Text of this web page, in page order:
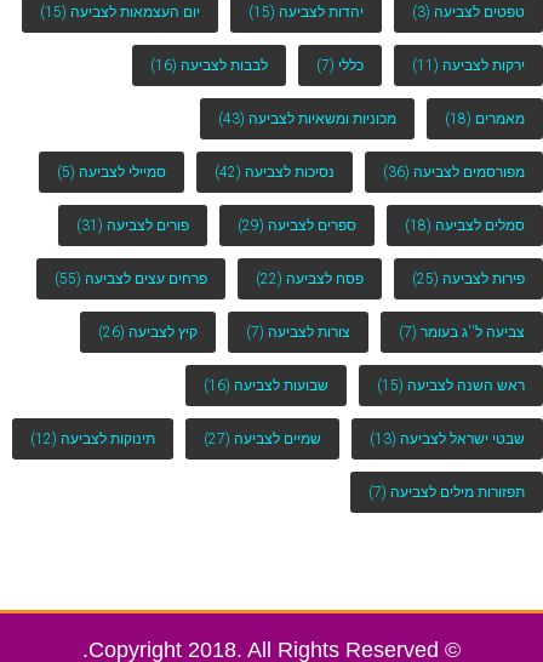
טפטים לצביעה (3) יהדות לצביעה (15) יום העצמאות לצביעה (15)
ירקות לצביעה (11) כללי (7) לבבות לצביעה (16)
מאמרים (18) מכוניות ומשאיות לצביעה (43)
מפורסמים לצביעה (36) נסיכות לצביעה (42) סמיילי לצביעה (5)
סמלים לצביעה (18) ספרים לצביעה (29) פורים לצביעה (31)
פירות לצביעה (25) פסח לצביעה (22) פרחים עצים לצביעה (55)
צביעה ל''ג בעומר (7) צורות לצביעה (7) קיץ לצביעה (26)
ראש השנה לצביעה (15) שבועות לצביעה (16)
שבטי ישראל לצביעה (13) שמיים לצביעה (27) תינוקות לצביעה (12)
תפזורות מילים לצביעה (7)
© Copyright 2018. All Rights Reserved.